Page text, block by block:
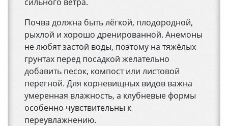
Почва должна быть лёгкой, плодородной,
рыхлой и хорошо дренированной. Анемоны
не любят застой воды, поэтому на тяжёлых
грунтах перед посадкой желательно
добавить песок, компост или листовой
перегной. Для корневищных видов важна
умеренная влажность, а клубневые формы
особенно чувствительны к
переувлажнению.